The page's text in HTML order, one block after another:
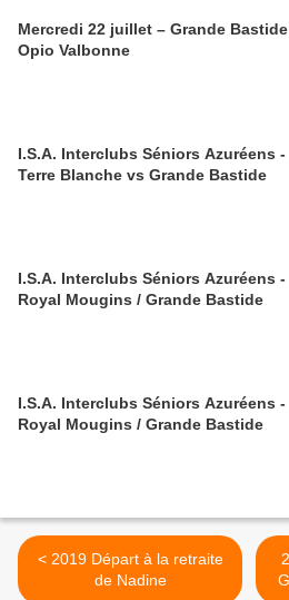
Mercredi 22 juillet – Grande
Opio Valbonne
I.S.A. Interclubs Séniors Azuréens -
Terre Blanche vs Grande Bastide
I.S.A. Interclubs Séniors Azuréens -
Royal Mougins / Grande Bastide
I.S.A. Interclubs Séniors Azuréens -
Royal Mougins / Grande Bastide
< 2019 Départ à la retraite
de Nadine